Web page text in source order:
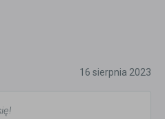
16 sierpnia 2023